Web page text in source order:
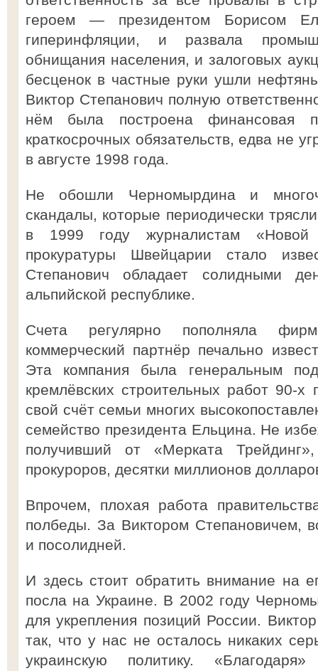
героем — президентом Борисом
гиперинфляции, и развала
обнищания населения, и залоговых
бесценок в частные руки ушли
Виктор Степанович полную
нём была построена финансовая
краткосрочных обязательств, едва не
в августе 1998 года.
Не обошли Черномырдина и
скандалы, которые периодически
в 1999 году журналистам «Новой
прокуратуры Швейцарии стало
Степанович обладает солидными
альпийской республике.
Счета регулярно пополняла
коммерческий партнёр печально
Эта компания была генеральным
кремлёвских строительных работ 90-
свой счёт семьи многих
семейство президента Ельцина. Не
получивший от «Мерката
прокуроров, десятки миллионов
Впрочем, плохая работа
полбеды. За Виктором Степановичем,
и посолидней.
И здесь стоит обратить внимание на
посла на Украине. В 2002 году
для укрепления позиций России.
так, что у нас не осталось никаких
украинскую политику.